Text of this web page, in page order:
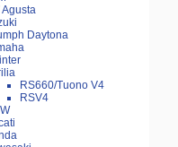
Agusta
Daytona
RS660/Tuono V4
RSV4